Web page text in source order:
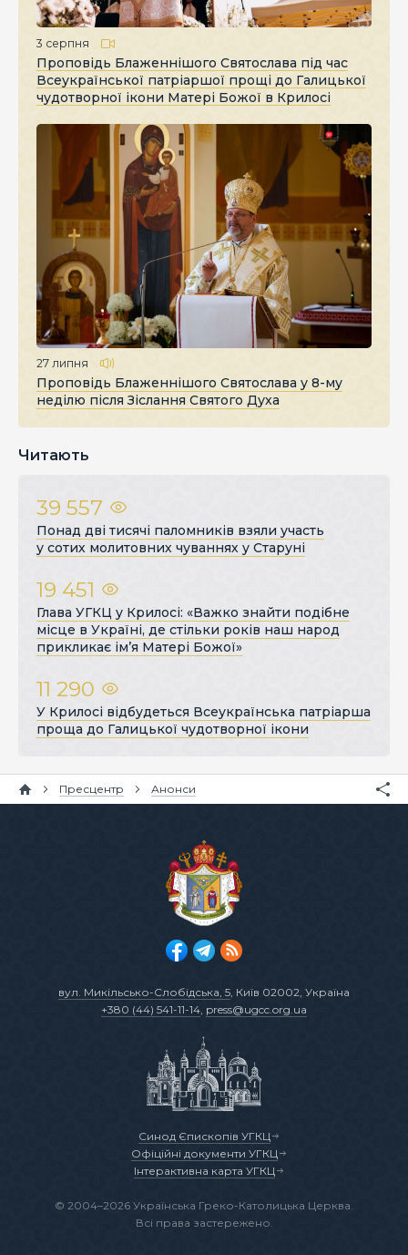
3 серпня
Проповідь Блаженнішого Святослава під час
Всеукраїнської патріаршої прощі до Галицької
чудотворної ікони Матері Божої в Крилосі
27 липня
Проповідь Блаженнішого Святослава у 8-му
неділю після Зіслання Святого Духа
Читають
39 557
Понад дві тисячі паломників взяли участь
у сотих молитовних чуваннях у Старуні
19 451
Глава УГКЦ у Крилосі: «Важко знайти подібне
місце в Україні, де стільки років наш народ
прикликає ім’я Матері Божої»
11 290
У Крилосі відбудеться Всеукраїнська патріарша
проща до Галицької чудотворної ікони
Пресцентр Анонси
вул. Микільсько-Слобідська, 5, Київ 02002, Україна
+380 (44) 541-11-14, press@ugcc.org.ua
Синод Єпископів УГКЦ
Офіційні документи УГКЦ
Інтерактивна карта УГКЦ
© 2004–2026 Українська Греко-Католицька Церква.
Всі права застережено.